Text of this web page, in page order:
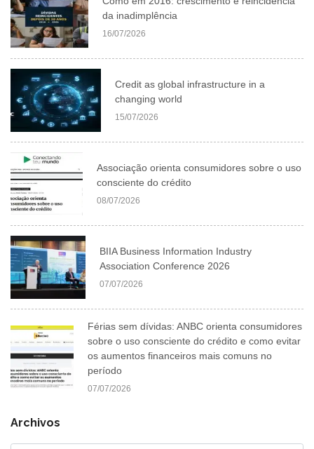
da inadimplência
16/07/2026
Credit as global infrastructure in a
changing world
15/07/2026
Associação orienta consumidores sobre o uso
consciente do crédito
08/07/2026
BIIA Business Information Industry
Association Conference 2026
07/07/2026
Férias sem dívidas: ANBC orienta consumidores
sobre o uso consciente do crédito e como evitar
os aumentos financeiros mais comuns no
período
07/07/2026
Archivos